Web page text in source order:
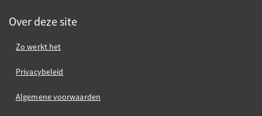
Over deze site
Zo werkt het
Privacybeleid
Algemene voorwaarden